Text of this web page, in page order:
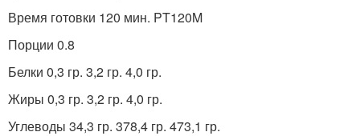
Время готовки 120 мин. PT120M
Порции 0.8
Белки 0,3 гр. 3,2 гр. 4,0 гр.
Жиры 0,3 гр. 3,2 гр. 4,0 гр.
Углеводы 34,3 гр. 378,4 гр. 473,1 гр.